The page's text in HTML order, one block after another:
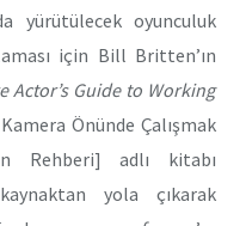
yürütülecek oyunculuk
için Bill Britten’ın
Actor’s Guide to Working
Önünde Çalışmak
Rehberi] adlı kitabı
yola çıkarak